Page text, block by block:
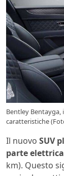
Bentley
caratteristiche
Il nuovo SUV
parte
km). Questo